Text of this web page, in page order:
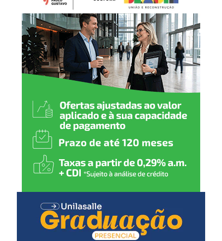
adolescentes com
dignidade, respeito e
segurança. Cada ambiente
foi pensado para
proporcionar conforto e
contribuir para um
atendimento cada vez mais
humanizado, fortalecendo a
rede de proteção de Nova
Santa Rita”, declarou.
Solange Lewandoski Laubine, destacou que a nova sede
oferece melhores condições para o atendimento e para o
trabalho das equipes responsáveis pelo acolhimento.